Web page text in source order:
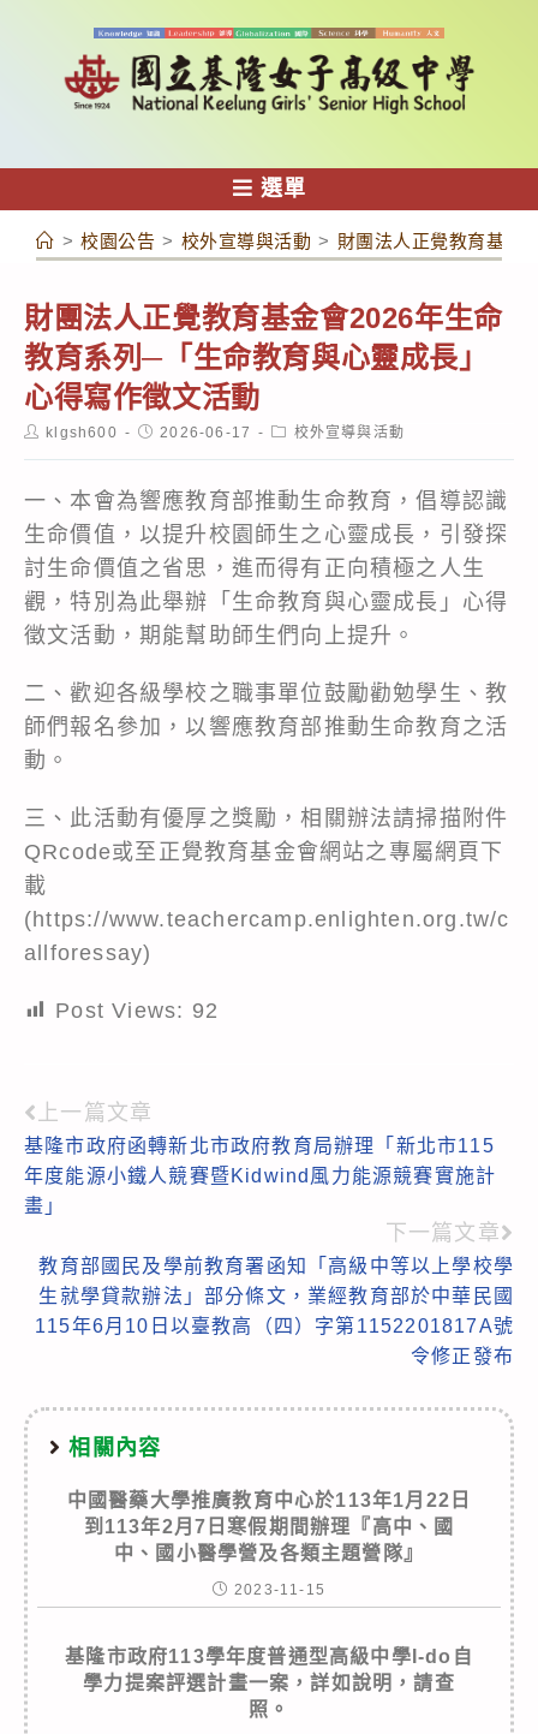
容
選單
> 校園公告 > 校外宣導與活動 > 財團法人正覺教育基金
財團法人正覺教育基金會2026年生命
教育系列─「生命教育與心靈成長」
心得寫作徵文活動
Postklgsh600
Post2026-06-17
Post校外宣導與活動
一、本會為響應教育部推動生命教育，倡導認識
生命價值，以提升校園師生之心靈成長，引發探
討生命價值之省思，進而得有正向積極之人生
觀，特別為此舉辦「生命教育與心靈成長」心得
徵文活動，期能幫助師生們向上提升。
二、歡迎各級學校之職事單位鼓勵勸勉學生、教
師們報名參加，以響應教育部推動生命教育之活
動。
三、此活動有優厚之獎勵，相關辦法請掃描附件
QRcode或至正覺教育基金會網站之專屬網頁下
載
(https://www.teachercamp.enlighten.org.tw/c
allforessay)
Post Views: 92
Read
more
articles
上一篇文章
基隆市政府函轉新北市政府教育局辦理「新北市115
年度能源小鐵人競賽暨Kidwind風力能源競賽實施計
畫」
下一篇文章
教育部國民及學前教育署函知「高級中等以上學校學
生就學貸款辦法」部分條文，業經教育部於中華民國
115年6月10日以臺教高（四）字第1152201817A號
令修正發布
相關內容
中國醫藥大學推廣教育中心於113年1月22日
到113年2月7日寒假期間辦理『高中、國
中、國小醫學營及各類主題營隊』
2023-11-15
基隆市政府113學年度普通型高級中學I-do自
學力提案評選計畫一案，詳如說明，請查
照。